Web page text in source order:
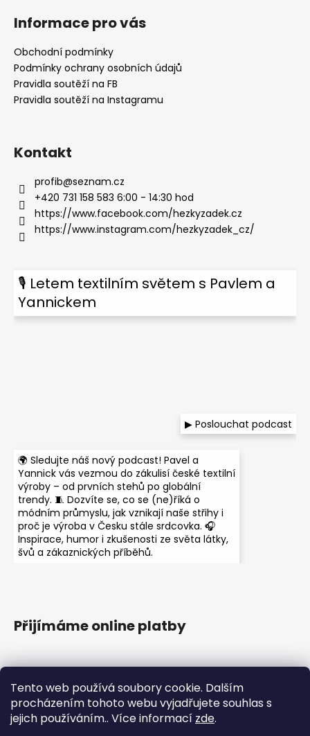
Tento web používá soubory cookie. Dalším
procházením tohoto webu vyjadřujete souhlas s
jejich používáním.. Více informací zde.
Informace pro vás
Obchodní podmínky
Podmínky ochrany osobních údajů
Pravidla soutěží na FB
Pravidla soutěží na Instagramu
Kontakt
profib@seznam.cz
+420 731 158 583 6:00 - 14:30 hod
https://www.facebook.com/hezkyzadek.cz
https://www.instagram.com/hezkyzadek_cz/
🎙 Letem textilním světem s Pavlem a
Yannickem
🌍 Sledujte náš nový podcast! Pavel a
Yannick vás vezmou do zákulisí české textilní
výroby – od prvních stehů po globální
trendy. 🧵 Dozvíte se, co se (ne)říká o
módním průmyslu, jak vznikají naše střihy i
proč je výroba v Česku stále srdcovka. 🎧
Inspirace, humor i zkušenosti ze světa látky,
švů a zákaznických příběhů.
▶ Poslouchat podcast
Přijímáme online platby
Instagram